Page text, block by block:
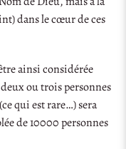
dans le cœur de ces
ainsi considérée
ou trois personnes
qui est rare…) sera
de 10000 personnes